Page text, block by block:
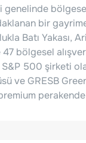
bir
Batı Yakası,
bölgesel
500 şirketi
ve GRESB